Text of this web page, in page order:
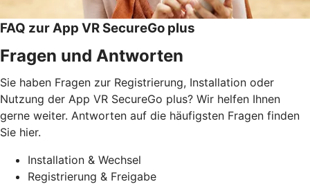
FAQ zur App VR SecureGo plus
Fragen und Antworten
Sie haben Fragen zur Registrierung, Installation oder
Nutzung der App VR SecureGo plus? Wir helfen Ihnen
gerne weiter. Antworten auf die häufigsten Fragen finden
Sie hier.
Installation & Wechsel
Registrierung & Freigabe